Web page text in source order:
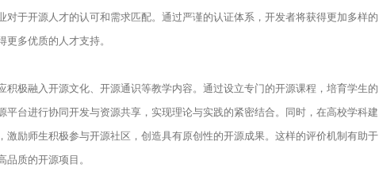
对于开源人才的认可和需求匹配。通过严谨的认证体系，开发者将获得更加多样的
多优质的人才支持。
积极融入开源文化、开源通识等教学内容。通过设立专门的开源课程，培育学生的
平台进行协同开发与资源共享，实现理论与实践的紧密结合。同时，在高校学科建
激励师生积极参与开源社区，创造具有原创性的开源成果。这样的评价机制有助于
质的开源项目。